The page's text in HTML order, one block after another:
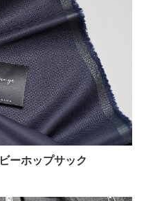
ーホップサック